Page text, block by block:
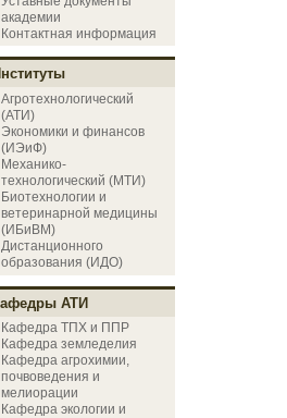
академии
Контактная информация
Агротехнологический
(АТИ)
Экономики и финансов
(ИЭиФ)
Механико-
технологический (МТИ)
Биотехнологии и
ветеринарной медицины
(ИБиВМ)
Дистанционного
образования (ИДО)
АТИ
Кафедра ТПХ и ППР
Кафедра земледелия
Кафедра агрохимии,
почвоведения и
мелиорации
Кафедра экологии и